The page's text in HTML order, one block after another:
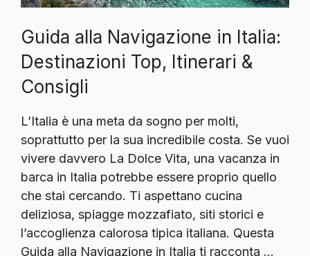
Guida alla Navigazione in Italia:
Destinazioni Top, Itinerari &
Consigli
L’Italia è una meta da sogno per molti,
soprattutto per la sua incredibile costa. Se vuoi
vivere davvero La Dolce Vita, una vacanza in
barca in Italia potrebbe essere proprio quello
che stai cercando. Ti aspettano cucina
deliziosa, spiagge mozzafiato, siti storici e
l’accoglienza calorosa tipica italiana. Questa
Guida alla Navigazione in Italia ti racconta …